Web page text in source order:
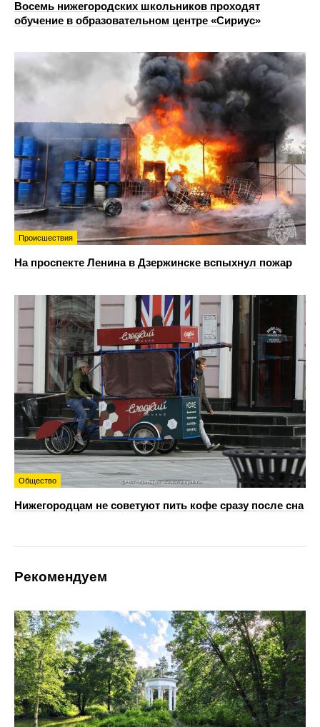
Восемь нижегородских школьников проходят
обучение в образовательном центре «Сириус»
Происшествия
На проспекте Ленина в Дзержинске вспыхнул пожар
Общество
Нижегородцам не советуют пить кофе сразу после сна
Рекомендуем